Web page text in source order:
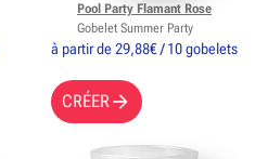
à partir de 29,88€ / 10 gobelets
CRÉER
Pool Party Flamant Rose
Gobelet Summer Party